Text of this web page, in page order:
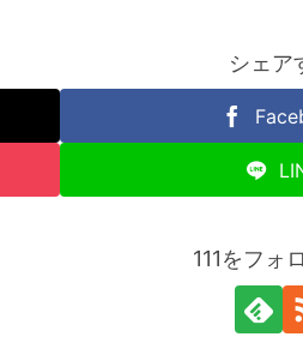
シェア
111をフォ